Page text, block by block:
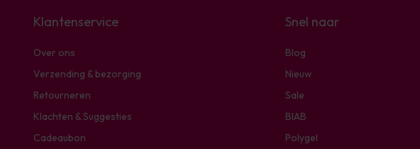
Klantenservice
Over ons
Verzending & bezorging
Retourneren
Klachten & Suggesties
Cadeaubon
Snel naar
Blog
Nieuw
Sale
BIAB
Polygel